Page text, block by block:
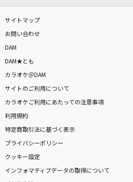
サイトマップ
お問い合わせ
DAM
DAM★とも
カラオケ＠DAM
サイトのご利用について
カラオケご利用にあたっての注意事項
利用規約
特定商取引法に基づく表示
プライバシーポリシー
クッキー設定
インフォマティブデータの取得について